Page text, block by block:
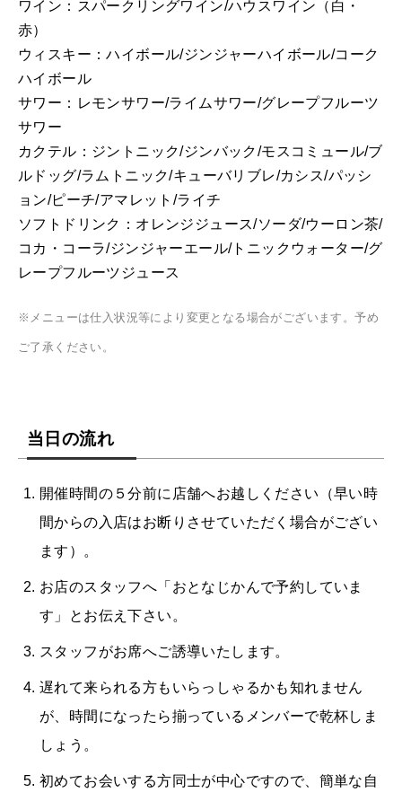
ワイン：スパークリングワイン/ハウスワイン（白・
赤）
ウィスキー：ハイボール/ジンジャーハイボール/コーク
ハイボール
サワー：レモンサワー/ライムサワー/グレープフルーツ
サワー
カクテル：ジントニック/ジンバック/モスコミュール/ブ
ルドッグ/ラムトニック/キューバリブレ/カシス/パッシ
ョン/ピーチ/アマレット/ライチ
ソフトドリンク：オレンジジュース/ソーダ/ウーロン茶/
コカ・コーラ/ジンジャーエール/トニックウォーター/グ
レープフルーツジュース
※メニューは仕入状況等により変更となる場合がございます。予め
ご了承ください。
当日の流れ
開催時間の５分前に店舗へお越しください（早い時
間からの入店はお断りさせていただく場合がござい
ます）。
お店のスタッフへ「おとなじかんで予約していま
す」とお伝え下さい。
スタッフがお席へご誘導いたします。
遅れて来られる方もいらっしゃるかも知れません
が、時間になったら揃っているメンバーで乾杯しま
しょう。
初めてお会いする方同士が中心ですので、簡単な自